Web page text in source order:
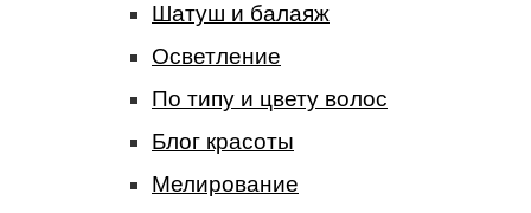
Шатуш и балаяж
Осветление
По типу и цвету волос
Блог красоты
Мелирование